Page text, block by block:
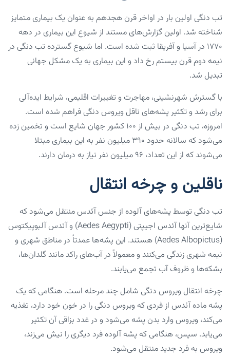
تب دنگی اولین بار در اواخر قرن هجدهم به عنوان یک بیماری متمایز
شناخته شد. اولین گزارش‌های مستند از شیوع این بیماری در دهه
۱۷۷۰ در آسیا و آفریقا ثبت شده است. اما شیوع گسترده تب دنگی در
نیمه دوم قرن بیستم رخ داد و این بیماری به یک مشکل جهانی
تبدیل شد.
با گسترش شهرنشینی، مهاجرت و تغییرات اقلیمی، شرایط ایده‌آلی
برای رشد و تکثیر پشه‌های ناقل ویروس دنگی فراهم شده است.
امروزه، تب دنگی در بیش از ۱۰۰ کشور جهان شایع است و تخمین زده
می‌شود که سالانه حدود ۳۹۰ میلیون نفر به این بیماری مبتلا
می‌شوند که از این تعداد، ۹۶ میلیون نفر نیاز به درمان دارند.
ناقلین و چرخه انتقال
تب دنگی توسط پشه‌های آلوده از جنس آئدس منتقل می‌شود که
شایع‌ترین آنها آئدس اجیپتی (Aedes Aegypti) و آئدس آلبوپیکتوس
(Aedes Albopictus) هستند. این پشه‌ها عمدتاً در مناطق شهری و
نیمه‌ شهری زندگی می‌کنند و معمولاً در آب‌های راکد مانند گلدان‌ها،
بشکه‌ها و ظروف آب تجمع می‌یابند.
چرخه انتقال ویروس دنگی شامل چند مرحله است. هنگامی که یک
پشه ماده آئدس از فردی که ویروس دنگی را در خون خود دارد، تغذیه
می‌کند، ویروس وارد بدن پشه می‌شود و در غدد بزاقی آن تکثیر
می‌یابد. سپس، هنگامی که پشه آلوده فرد دیگری را نیش می‌زند،
ویروس به فرد جدید منتقل می‌شود.